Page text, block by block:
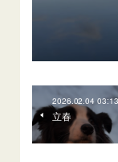
2026.02.04 03:13
立春